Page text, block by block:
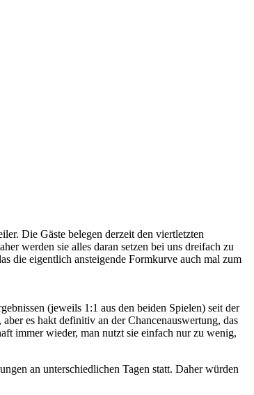
Die Gäste belegen derzeit den viertletzten
werden sie alles daran setzen bei uns dreifach zu
die eigentlich ansteigende Formkurve auch mal zum
(jeweils 1:1 aus den beiden Spielen) seit der
es hakt definitiv an der Chancenauswertung, das
immer wieder, man nutzt sie einfach nur zu wenig,
an unterschiedlichen Tagen statt. Daher würden